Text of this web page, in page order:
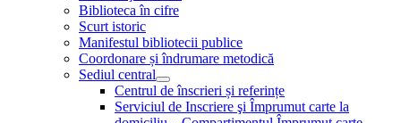
Biblioteca în cifre
Scurt istoric
Manifestul bibliotecii publice
Coordonare și îndrumare metodică
Sediul central
Centrul de înscrieri și referințe
Serviciul de Inscriere şi Împrumut carte la